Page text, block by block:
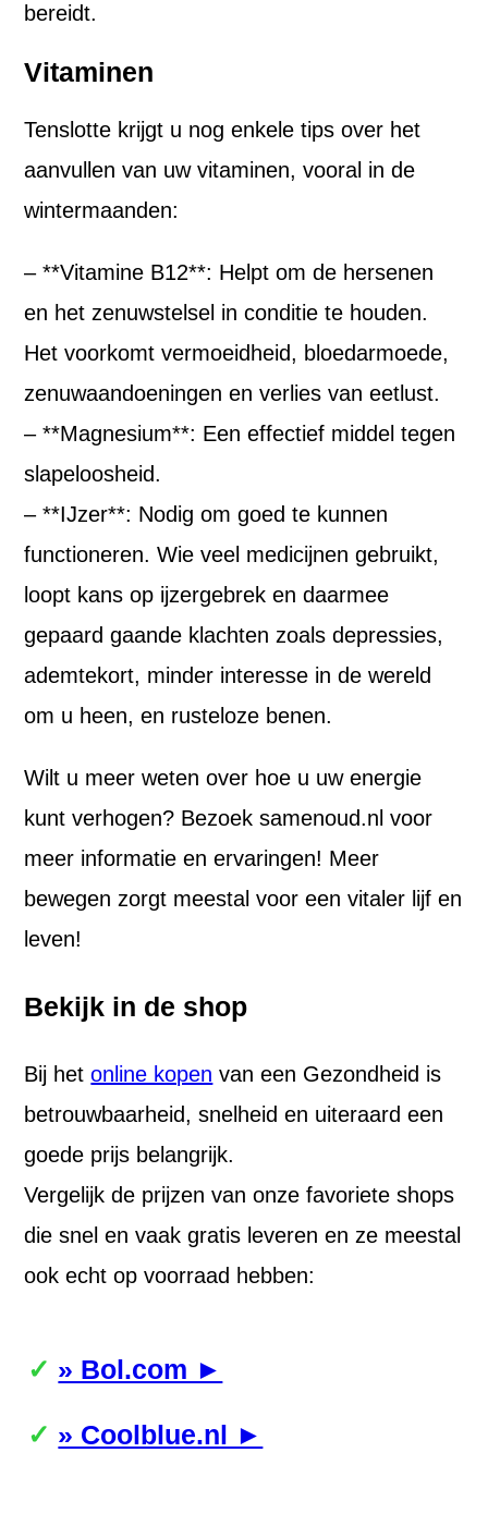
bereidt.
Vitaminen
Tenslotte krijgt u nog enkele tips over het
aanvullen van uw vitaminen, vooral in de
wintermaanden:
– **Vitamine B12**: Helpt om de hersenen
en het zenuwstelsel in conditie te houden.
Het voorkomt vermoeidheid, bloedarmoede,
zenuwaandoeningen en verlies van eetlust.
– **Magnesium**: Een effectief middel tegen
slapeloosheid.
– **IJzer**: Nodig om goed te kunnen
functioneren. Wie veel medicijnen gebruikt,
loopt kans op ijzergebrek en daarmee
gepaard gaande klachten zoals depressies,
ademtekort, minder interesse in de wereld
om u heen, en rusteloze benen.
Wilt u meer weten over hoe u uw energie
kunt verhogen? Bezoek samenoud.nl voor
meer informatie en ervaringen! Meer
bewegen zorgt meestal voor een vitaler lijf en
leven!
Bekijk in de shop
Bij hetonline kopen van een Gezondheid is
betrouwbaarheid, snelheid en uiteraard een
goede prijs belangrijk.
Vergelijk de prijzen van onze favoriete shops
die snel en vaak gratis leveren en ze meestal
ook echt op voorraad hebben:
» Bol.com ►
» Coolblue.nl ►